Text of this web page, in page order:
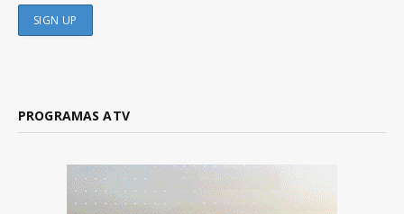
PROGRAMAS ATV